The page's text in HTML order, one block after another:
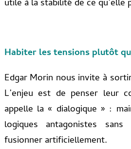
utile à la stabilité de ce
Habiter les tensions plutôt
Edgar Morin nous invite à
L’enjeu est de penser leur
appelle la « dialogique » :
logiques antagonistes
fusionner artificiellement.